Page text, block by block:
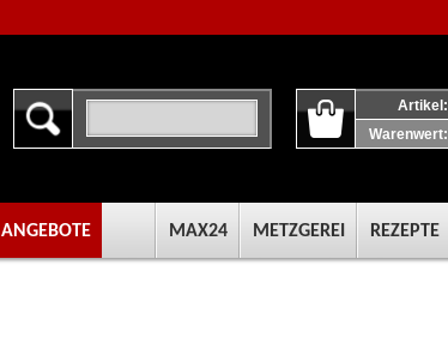
Artikel:
Warenwert:
ANGEBOTE MAX24 METZGEREI REZEPTE